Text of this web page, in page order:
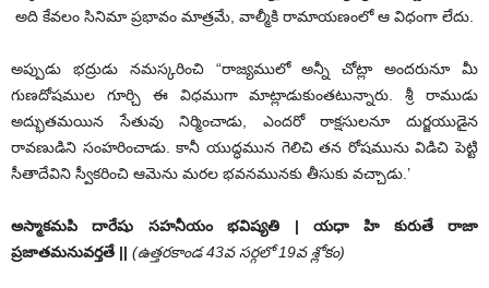
అది కేవలం సినిమా ప్రభావం మాత్రమే, వాల్మీకి రామాయణంలో ఆ విధంగా లేదు.
అప్పుడు భద్రుడు నమస్కరించి “రాజ్యములో అన్నీ చోట్లా అందరునూ మీ
గుణదోషముల గూర్చి ఈ విధముగా మాట్లాడుకుంతటున్నారు. శ్రీ రాముడు
అద్భుతమయిన సేతువు నిర్మించాడు, ఎందరో రాక్షసులనూ దుర్జయుడైన
రావణుడిని సంహరించాడు. కానీ యుద్ధమున గెలిచి తన రోషమును విడిచి పెట్టి
సీతాదేవిని స్వీకరించి ఆమెను మరల భవనమునకు తీసుకు వచ్చాడు.’
అస్మాకమపి దారేషు సహనీయం భవిష్యతి | యధా హి కురుతే రాజా
ప్రజాతమనువర్తతే || (ఉత్తరకాండ 43వ సర్గలో 19వ శ్లోకం)